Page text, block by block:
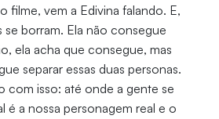
filme, vem a Edivina falando. E,
se borram. Ela não consegue
ela acha que consegue, mas
separar essas duas personas.
com isso: até onde a gente se
é a nossa personagem real e o